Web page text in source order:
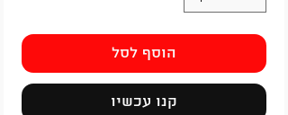
הוסף לסל
קנו עכשיו